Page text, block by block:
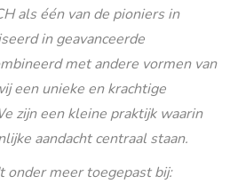
als één van de pioniers in
in geavanceerde
met andere vormen van
een unieke en krachtige
zijn een kleine praktijk waarin
aandacht centraal staan.
onder meer toegepast bij: